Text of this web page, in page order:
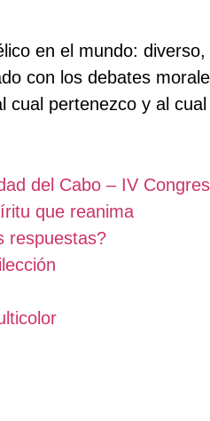
en el mundo:
con los debates
cual pertenezco y al
del Cabo – IV
que reanima
respuestas?